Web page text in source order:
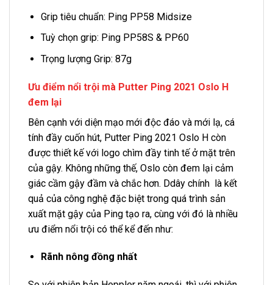
Grip tiêu chuẩn: Ping PP58 Midsize
Tuỳ chọn grip: Ping PP58S & PP60
Trọng lượng Grip: 87g
Ưu điểm nổi trội mà Putter Ping 2021 Oslo H
đem lại
Bên cạnh với diện mạo mới độc đáo và mới lạ, cá
tính đầy cuốn hút, Putter Ping 2021 Oslo H còn
được thiết kế với logo chìm đầy tinh tế ở mặt trên
của gậy. Không những thế, Oslo còn đem lại cảm
giác cầm gậy đầm và chắc hơn. Ddây chính là kết
quả của công nghệ đặc biệt trong quá trình sản
xuất mặt gậy của Ping tạo ra, cùng với đó là nhiều
ưu điểm nổi trội có thể kể đến như:
Rãnh nông đồng nhất